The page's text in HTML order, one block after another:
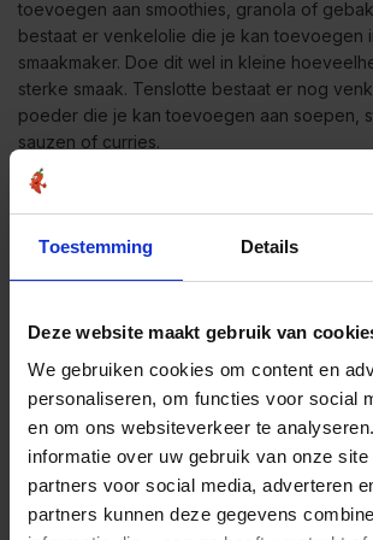
Toestemming Details
Deze website maakt gebruik van
We gebruiken cookies om content en
personaliseren, om functies voor social
en om ons websiteverkeer te
informatie over uw gebruik van onze site
partners voor social media, adverteren
partners kunnen deze gegevens
toevoegen aan smoothies, granola of
bestaat er venkelolie die je kan toevoegen
smaakmaker. Doe dit wel in kleine
sterke smaak. Tenslotte bestaat er nog
poeder die je kan toevoegen aan soepen,
sauzen of curries.
gevoelige spijsverteringsproblemen hebt.
Bestel venkel bij de
Zoals je hebt gelezen is venkel is
remedie bij spijsverteringsproblemen. De
om zijn unieke smaak en geur. Maar nu weet
verschillende manieren een gezonde
ondersteunen. Bij De Kruidenbaron kan je
alsvenkelzaad bestellen.